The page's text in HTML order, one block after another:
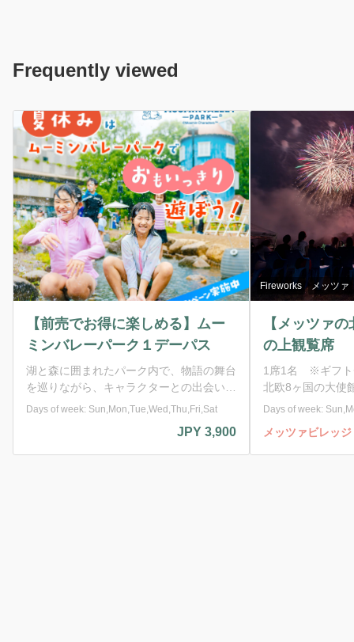
Frequently viewed
【前売でお得に楽しめる】ムー
ミンバレーパーク１デーパス
湖と森に囲まれたパーク内で、物語の舞台
を巡りながら、キャラクターとの出会いや
体験型展示・ショーなどを自由に満喫でき
浸る特別な一日をお楽しみください。 ※
前売りチケット限定価格です。当日チケッ
Days of week: Sun,Mon,Tue,Wed,Thu,Fri,Sat
JPY 3,900
Fireworks メッツァ
【メッツァ
の上観覧席
1席1名 ※ギフト
北欧8ヶ国の大使
の音楽をBGMに
って披露。各国
的な民族音楽、
Days of week:
メッツァビレッジ